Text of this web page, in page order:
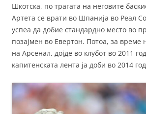
Шкотска, по трагата на неговите
Артета се врати во Шпанија во Реал
успеа да добие стандардно место во
позајмен во Евертон. Потоа, за време
на Арсенал, дојде во клубот во 2011
капитенската лента ја доби во 2014